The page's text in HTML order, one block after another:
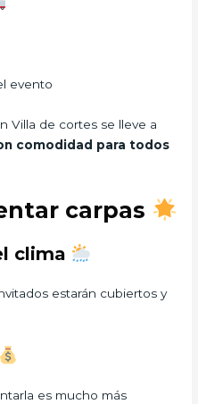
evento
Villa de cortes se lleve a
comodidad para todos
carpas
clima
estarán cubiertos y
es mucho más